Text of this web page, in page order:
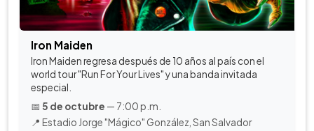
Iron Maiden
Iron Maiden regresa después de 10 años al país con el
world tour "Run For Your Lives" y una banda invitada
especial.
📅 5 de octubre — 7:00 p.m.
📍 Estadio Jorge "Mágico" González, San Salvador